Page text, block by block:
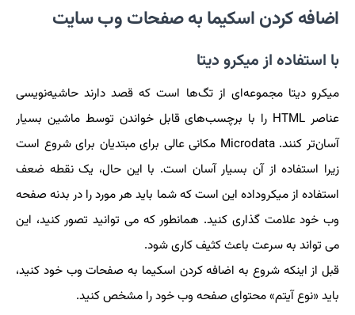
اضافه کردن اسکیما به صفحات وب سایت
با استفاده از میکرو دیتا
میکرو دیتا مجموعه‌ای از تگ‌ها است که قصد دارند حاشیه‌نویسی
عناصر HTML را با برچسب‌های قابل خواندن توسط ماشین بسیار
آسان‌تر کنند. Microdata مکانی عالی برای مبتدیان برای شروع است
زیرا استفاده از آن بسیار آسان است. با این حال، یک نقطه ضعف
استفاده از میکروداده این است که شما باید هر مورد را در بدنه صفحه
وب خود علامت گذاری کنید. همانطور که می توانید تصور کنید، این
می تواند به سرعت باعث کثیف کاری شود.
قبل از اینکه شروع به اضافه کردن اسکیما به صفحات وب خود کنید،
باید «نوع آیتم» محتوای صفحه وب خود را مشخص کنید.